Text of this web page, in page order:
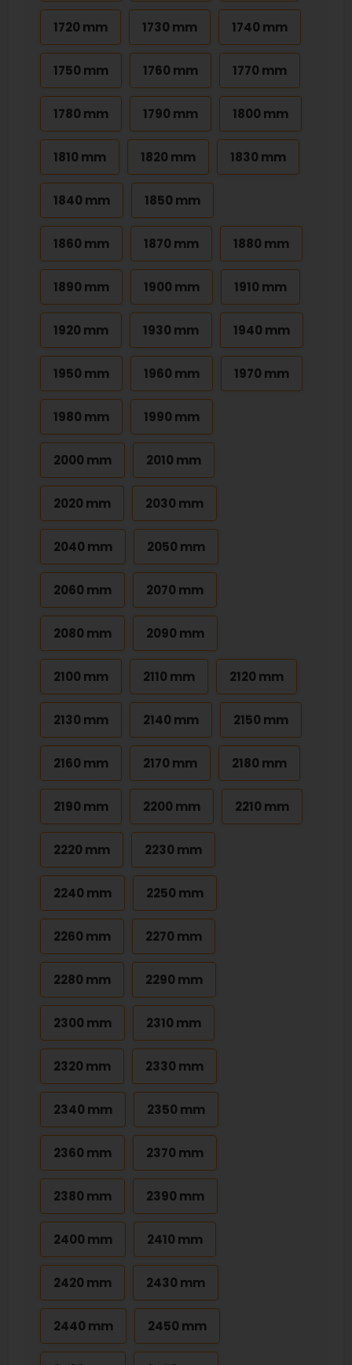
1720 mm 1730 mm 1740 mm
1750 mm 1760 mm 1770 mm
1780 mm 1790 mm 1800 mm
1810 mm 1820 mm 1830 mm
1840 mm 1850 mm
1860 mm 1870 mm 1880 mm
1890 mm 1900 mm 1910 mm
1920 mm 1930 mm 1940 mm
1950 mm 1960 mm 1970 mm
1980 mm 1990 mm
2000 mm 2010 mm
2020 mm 2030 mm
2040 mm 2050 mm
2060 mm 2070 mm
2080 mm 2090 mm
2100 mm 2110 mm 2120 mm
2130 mm 2140 mm 2150 mm
2160 mm 2170 mm 2180 mm
2190 mm 2200 mm 2210 mm
2220 mm 2230 mm
2240 mm 2250 mm
2260 mm 2270 mm
2280 mm 2290 mm
2300 mm 2310 mm
2320 mm 2330 mm
2340 mm 2350 mm
2360 mm 2370 mm
2380 mm 2390 mm
2400 mm 2410 mm
2420 mm 2430 mm
2440 mm 2450 mm